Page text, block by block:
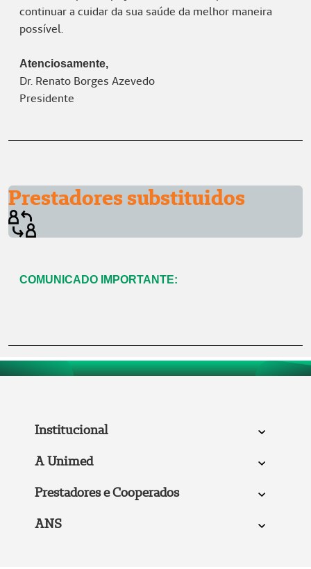
continuar a cuidar da sua saúde da melhor maneira
possível.
Atenciosamente,
Dr. Renato Borges Azevedo
Presidente
Prestadores substituidos
COMUNICADO IMPORTANTE:
Institucional
A Unimed
Prestadores e Cooperados
ANS